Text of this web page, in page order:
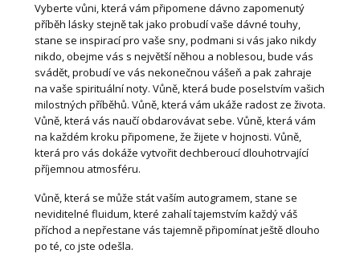
Vyberte vůni, která vám připomene dávno zapomenutý
příběh lásky stejně tak jako probudí vaše dávné touhy,
stane se inspirací pro vaše sny, podmani si vás jako nikdy
nikdo, obejme vás s největší něhou a noblesou, bude vás
svádět, probudí ve vás nekonečnou vášeň a pak zahraje
na vaše spirituální noty. Vůně, která bude poselstvím vašich
milostných příběhů. Vůně, která vám ukáže radost ze života.
Vůně, která vás naučí obdarovávat sebe. Vůně, která vám
na každém kroku připomene, že žijete v hojnosti. Vůně,
která pro vás dokáže vytvořit dechberoucí dlouhotrvající
příjemnou atmosféru.
Vůně, která se může stát vaším autogramem, stane se
neviditelné fluidum, které zahalí tajemstvím každý váš
příchod a nepřestane vás tajemně připomínat ještě dlouho
po té, co jste odešla.